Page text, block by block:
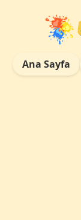
Ana Sayfa